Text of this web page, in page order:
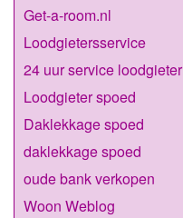
Get-a-room.nl
Loodgietersservice
24 uur service loodgieter
Loodgieter spoed
Daklekkage spoed
daklekkage spoed
oude bank verkopen
Woon Weblog